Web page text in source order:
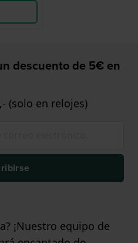
descuento de 5€ en
(solo en relojes)
¡Nuestro equipo de